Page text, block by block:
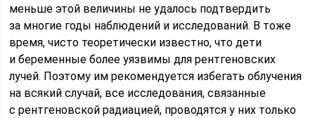
меньше этой величины не удалось подтвердить
за многие годы наблюдений и исследований. В тоже
время, чисто теоретически известно, что дети
и беременные более уязвимы для рентгеновских
лучей. Поэтому им рекомендуется избегать облучения
на всякий случай, все исследования, связанные
с рентгеновской радиацией, проводятся у них только